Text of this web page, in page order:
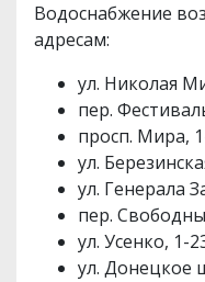
Водоснабжение
адресам:
ул. Николая
пер.
просп. Мира,
ул.
ул. Генерала
пер.
ул. Усенко, 1-
ул. Донецкое